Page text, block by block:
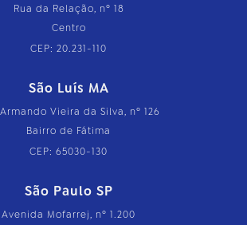
Rua da Relação, nº 18
Centro
CEP: 20.231-110
São Luís MA
Vieira da Silva, nº 126
Bairro de Fátima
CEP: 65030-130
São Paulo SP
Avenida Mofarrej, nº 1.200